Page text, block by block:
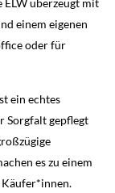
ELW überzeugt mit
einem eigenen
oder für
ein echtes
Sorgfalt gepflegt
es zu einem